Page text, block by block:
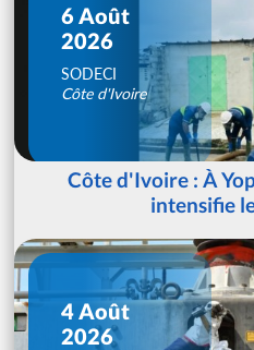
6 Août
2026
SODECI
Côte d'Ivoire
Côte d'Ivoire : À
intensifie
4 Août
2026